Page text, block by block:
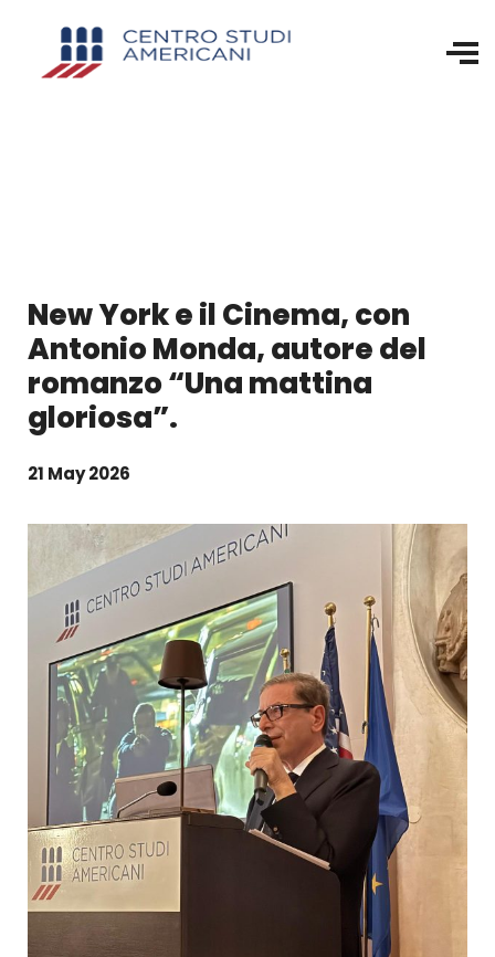
New York e il Cinema, con
Antonio Monda, autore del
romanzo “Una mattina
gloriosa”.
21 May 2026